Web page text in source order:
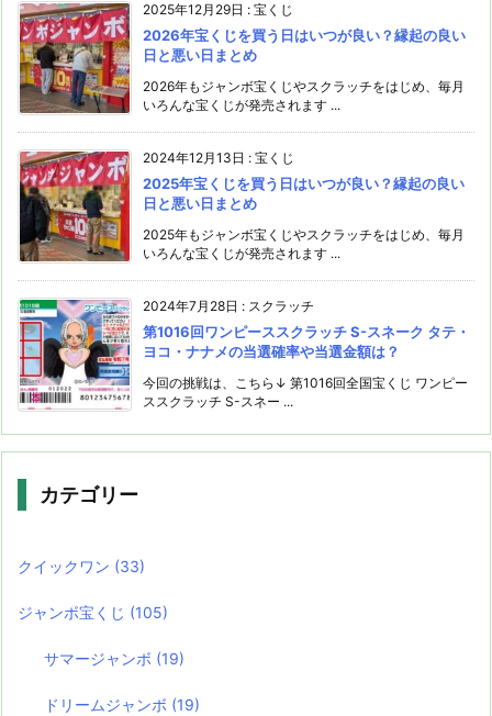
2025年12月29日 : 宝くじ
2026年宝くじを買う日はいつが良い？縁起の良い
日と悪い日まとめ
2026年もジャンボ宝くじやスクラッチをはじめ、毎月
いろんな宝くじが発売されます ...
2024年12月13日 : 宝くじ
2025年宝くじを買う日はいつが良い？縁起の良い
日と悪い日まとめ
2025年もジャンボ宝くじやスクラッチをはじめ、毎月
いろんな宝くじが発売されます ...
2024年7月28日 : スクラッチ
第1016回ワンピーススクラッチ S-スネーク タテ・
ヨコ・ナナメの当選確率や当選金額は？
今回の挑戦は、こちら↓ 第1016回全国宝くじ ワンピー
ススクラッチ S-スネー ...
カテゴリー
クイックワン (33)
ジャンボ宝くじ (105)
サマージャンボ (19)
ドリームジャンボ (19)